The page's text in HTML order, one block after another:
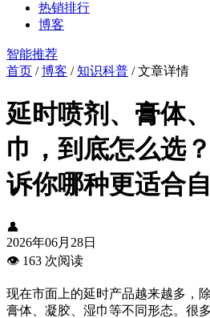
热销排行
博客
智能推荐
首页 /博客 /知识科普 /文章详情
延时喷剂、膏体
巾，到底怎么选
诉你哪种更适合
👤
2026年06月28日
👁️ 163 次阅读
现在市面上的延时产品越来越多，
膏体、凝胶、湿巾等不同形态。很